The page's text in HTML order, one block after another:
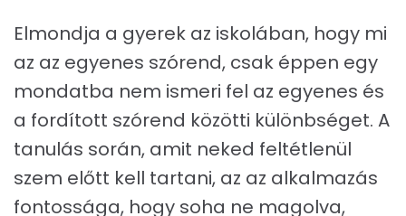
Elmondja a gyerek az iskolában, hogy mi
az az egyenes szórend, csak éppen egy
mondatba nem ismeri fel az egyenes és
a fordított szórend közötti különbséget. A
tanulás során, amit neked feltétlenül
szem előtt kell tartani, az az alkalmazás
fontossága, hogy soha ne magolva,